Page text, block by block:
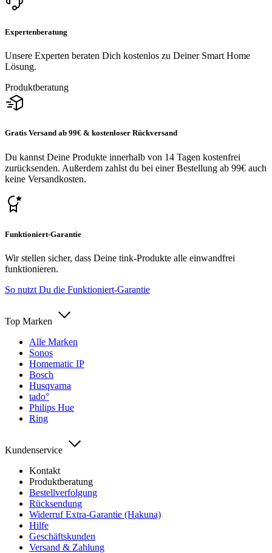
Expertenberatung
Unsere Experten beraten Dich kostenlos zu Deiner Smart Home
Lösung.
Produktberatung
Gratis Versand ab 99€ & kostenloser Rückversand
Du kannst Deine Produkte innerhalb von 14 Tagen kostenfrei
zurücksenden. Außerdem zahlst du bei einer Bestellung ab 99€ auch
keine Versandkosten.
Funktioniert-Garantie
Wir stellen sicher, dass Deine tink-Produkte alle einwandfrei
funktionieren.
So nutzt Du die Funktioniert-Garantie
Top Marken
Alle Marken
Sonos
Homematic IP
Bosch
Husqvarna
tado°
Philips Hue
Ring
Kundenservice
Kontakt
Produktberatung
Bestellverfolgung
Rücksendung
Widerruf Extra-Garantie (Hakuna)
Hilfe
Geschäftskunden
Versand & Zahlung